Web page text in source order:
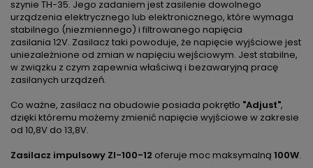
szynie TH-35. Jego zadaniem jest zasilenie dowolnego
urządzenia elektrycznego lub elektronicznego, które wymaga
stabilnego (niezmiennego) i filtrowanego napięcia
zasilania 12V. Zasilacz taki powoduje, że napięcie wyjściowe jest
uniezależnione od zmian w napięciu wejściowym. Jest stabilne,
w związku z czym zapewnia właściwą i bezawaryjną pracę
zasilanych urządzeń.
Co ważne, zasilacz na obudowie posiada pokrętło "Adjust",
dzięki któremu możemy zmienić napięcie wyjściowe w zakresie
od 10,8V do 13,8V.
Zasilacz impulsowy ZI-100-12 oferuje moc maksymalną 100W.